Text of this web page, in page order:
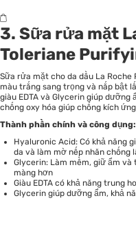
3. Sữa rửa mặt
Toleriane
Sữa rửa mặt cho da dầu La
màu trắng sang trọng và nắp bật
giàu EDTA và Glycerin giúp dưỡng
chống oxy hóa giúp chống kích
Thành phần chính và công dụng:
Hyaluronic Acid: Có khả năng
da và làm mờ nếp nhăn chống
Glycerin: Làm mềm, giữ ẩm và
màng hơn
Giàu EDTA có khả năng trung
Glycerin giúp dưỡng ẩm, khả